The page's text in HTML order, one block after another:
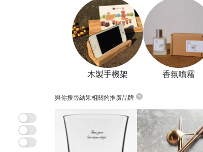
木製手機架 香氛噴霧
與你搜尋結果相關的推廣品牌